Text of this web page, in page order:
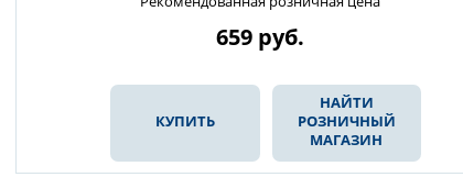
659 руб.
КУПИТЬ
НАЙТИ
РОЗНИЧНЫЙ
МАГАЗИН